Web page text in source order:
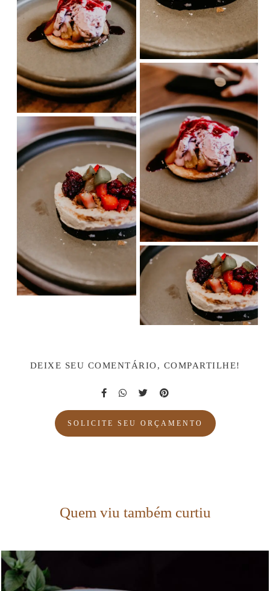
DEIXE SEU COMENTÁRIO, COMPARTILHE!
SOLICITE SEU ORÇAMENTO
Quem viu também curtiu